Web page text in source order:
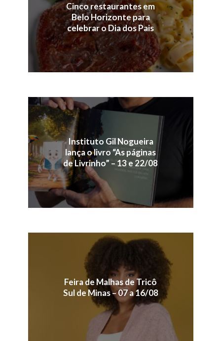
Cinco restaurantes em
Belo Horizonte para
celebrar o Dia dos Pais
Instituto Gil Nogueira
lança o livro “As páginas
de Livrinho” – 13 e 22/08
Feira de Malhas de Tricô
Sul de Minas – 07 a 16/08